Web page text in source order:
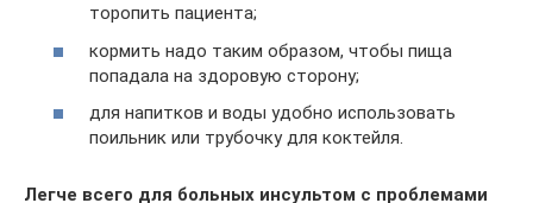
торопить пациента;
кормить надо таким образом, чтобы пища
попадала на здоровую сторону;
для напитков и воды удобно использовать
поильник или трубочку для коктейля.
Легче всего для больных инсультом с проблемами